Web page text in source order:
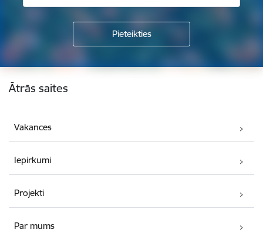
Kājene
Ātrās saites
Vakances
Iepirkumi
Projekti
Par mums